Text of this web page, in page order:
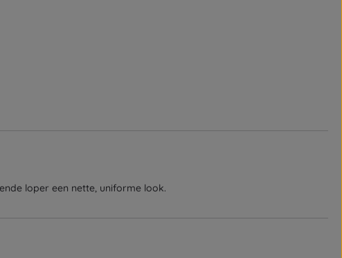
loper een nette, uniforme look.